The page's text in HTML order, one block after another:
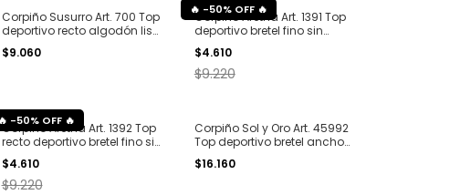
Corpiño Susurro Art. 700 Top
deportivo recto algodón liso
T. 85 al 110
$9.060
Corpiño Aretha Art. 1391 Top
deportivo bretel fino sin
costura microfibra con
puntilla T. S al XL
$4.610
-50% OFF
$9.220
Corpiño Aretha Art. 1392 Top
recto deportivo bretel fino sin
costura microfibra y puntilla
T. S al XL
$4.610
-50% OFF
$9.220
Corpiño Sol y Oro Art. 45992
Top deportivo bretel ancho
sin aro T. 85 al 105
$16.160